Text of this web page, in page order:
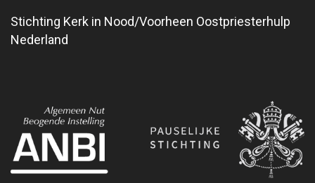
Stichting Kerk in Nood/Voorheen Oostpriesterhulp
Nederland